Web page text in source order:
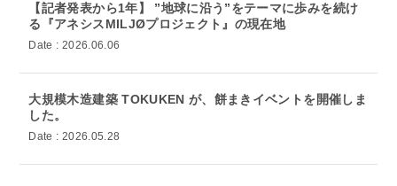
【記者発表から1年】 ”地球に沿う”をテーマに歩みを続け
る『アネシスMILJØプロジェクト』の現在地
Date : 2026.06.06
大規模木造建築 TOKUKEN が、餅まきイベントを開催しま
した。
Date : 2026.05.28